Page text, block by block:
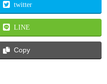
twitter
LINE
Copy